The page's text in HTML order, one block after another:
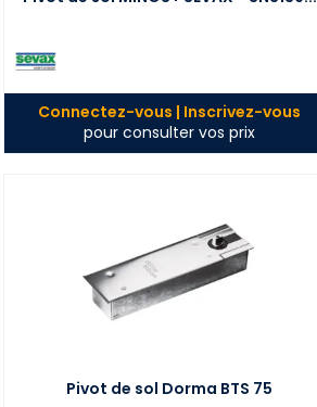
Connectez-vous | Inscrivez-vous
pour consulter vos prix
Pivot de sol Dorma BTS 75